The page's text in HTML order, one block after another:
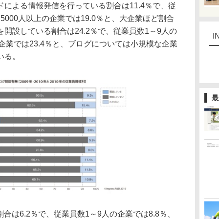
よる情報発信を行っている割合は11.4％で、従
人以上の企業では19.0％と、大企業ほど割合
開設している割合は24.2％で、従業員数1～9人の
業では23.4％と、ブログについては小規模な企業
。
は6.2％で、従業員数1～9人の企業では8.8％、